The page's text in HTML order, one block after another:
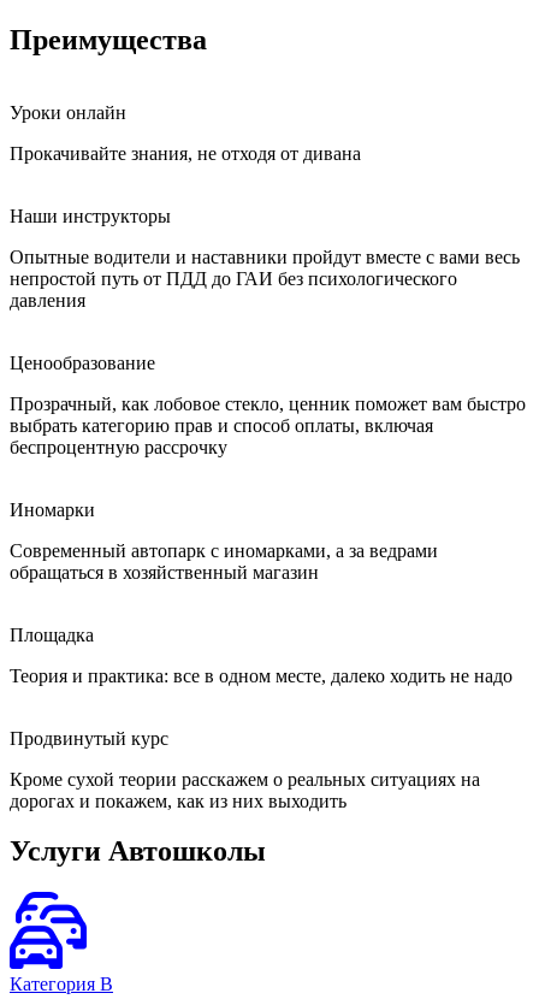
Преимущества
Уроки онлайн
Прокачивайте знания, не отходя от дивана
Наши инструкторы
Опытные водители и наставники пройдут вместе с вами весь
непростой путь от ПДД до ГАИ без психологического
давления
Ценообразование
Прозрачный, как лобовое стекло, ценник поможет вам быстро
выбрать категорию прав и способ оплаты, включая
беспроцентную рассрочку
Иномарки
Современный автопарк с иномарками, а за ведрами
обращаться в хозяйственный магазин
Площадка
Теория и практика: все в одном месте, далеко ходить не надо
Продвинутый курс
Кроме сухой теории расскажем о реальных ситуациях на
дорогах и покажем, как из них выходить
Услуги Автошколы
Категория В